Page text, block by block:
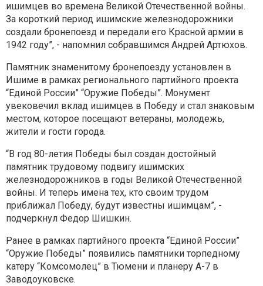
ишимцев во времена Великой Отечественной войны.
За короткий период ишимские железнодорожники
создали бронепоезд и передали его Красной армии в
1942 году”, - напомнил собравшимся Андрей Артюхов.
Памятник знаменитому бронепоезду установлен в
Ишиме в рамках регионального партийного проекта
“Единой России” “Оружие Победы”. Монумент
увековечил вклад ишимцев в Победу и стал знаковым
местом, которое посещают ветераны, молодежь,
жители и гости города.
“В год 80-летия Победы был создан достойный
памятник трудовому подвигу ишимских
железнодорожников в годы Великой Отечественной
войны. И теперь имена тех, кто своим трудом
приближал Победу, будут известны ишимцам”, -
подчеркнул Федор Шишкин.
Ранее в рамках партийного проекта “Единой России”
“Оружие Победы” появились памятники торпедному
катеру “Комсомолец” в Тюмени и планеру А-7 в
Заводоуковске.